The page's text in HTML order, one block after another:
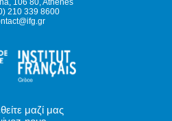
106 80, Athènes
210 339 8600
μαζί μας